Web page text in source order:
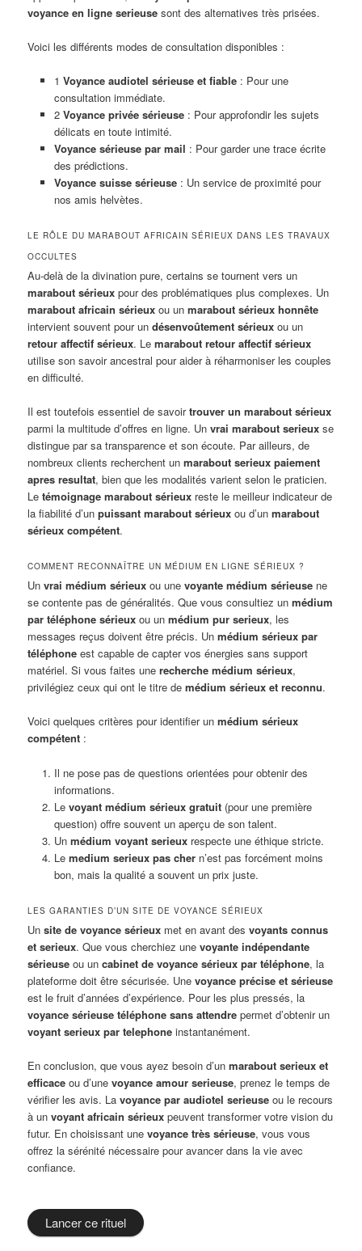
voyance en ligne serieuse sont des alternatives très prisées.
Voici les différents modes de consultation disponibles :
1 Voyance audiotel sérieuse et fiable: Pour une
consultation immédiate.
2 Voyance privée sérieuse: Pour approfondir les sujets
délicats en toute intimité.
Voyance sérieuse par mail : Pour garder une trace écrite
des prédictions.
Voyance suisse sérieuse: Un service de proximité pour
nos amis helvètes.
LE RÔLE DU MARABOUT AFRICAIN SÉRIEUX DANS LES TRAVAUX
OCCULTES
Au-delà de la divination pure, certains se tournent vers un
marabout sérieux pour des problématiques plus complexes. Un
marabout africain sérieux ou unmarabout sérieux honnête
intervient souvent pour undésenvoûtement sérieux ou un
retour affectif sérieux. Lemarabout retour affectif sérieux
utilise son savoir ancestral pour aider à réharmoniser les couples
en difficulté.
Il est toutefois essentiel de savoirtrouver un marabout sérieux
parmi la multitude d’offres en ligne. Unvrai marabout serieux se
distingue par sa transparence et son écoute. Par ailleurs, de
nombreux clients recherchent unmarabout serieux paiement
apres resultat, bien que les modalités varient selon le praticien.
Letémoignage marabout sérieux reste le meilleur indicateur de
la fiabilité d’unpuissant marabout sérieux ou d’unmarabout
sérieux compétent.
COMMENT RECONNAÎTRE UN MÉDIUM EN LIGNE SÉRIEUX ?
Unvrai médium sérieux ou unevoyante médium sérieuse ne
se contente pas de généralités. Que vous consultiez unmédium
par téléphone sérieux ou unmédium pur serieux, les
messages reçus doivent être précis. Unmédium sérieux par
téléphone est capable de capter vos énergies sans support
matériel. Si vous faites unerecherche médium sérieux,
privilégiez ceux qui ont le titre demédium sérieux et reconnu.
Voici quelques critères pour identifier unmédium sérieux
compétent :
Il ne pose pas de questions orientées pour obtenir des
informations.
Le voyant médium sérieux gratuit(pour une première
question) offre souvent un aperçu de son talent.
Un médium voyant serieuxrespecte une éthique stricte.
Le medium serieux pas chern’est pas forcément moins
bon, mais la qualité a souvent un prix juste.
LES GARANTIES D’UN SITE DE VOYANCE SÉRIEUX
Unsite de voyance sérieux met en avant desvoyants connus
et serieux. Que vous cherchiez unevoyante indépendante
sérieuse ou uncabinet de voyance sérieux par téléphone, la
plateforme doit être sécurisée. Unevoyance précise et sérieuse
est le fruit d’années d’expérience. Pour les plus pressés, la
voyance sérieuse téléphone sans attendre permet d’obtenir un
voyant serieux par telephone instantanément.
En conclusion, que vous ayez besoin d’unmarabout serieux et
efficace ou d’unevoyance amour serieuse, prenez le temps de
vérifier les avis. Lavoyance par audiotel serieuse ou le recours
à unvoyant africain sérieux peuvent transformer votre vision du
futur. En choisissant unevoyance très sérieuse, vous vous
offrez la sérénité nécessaire pour avancer dans la vie avec
confiance.
Lancer ce rituel